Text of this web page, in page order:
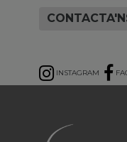
INSTAGRAM